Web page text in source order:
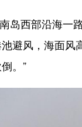
西部沿海一
避风，海面
。”